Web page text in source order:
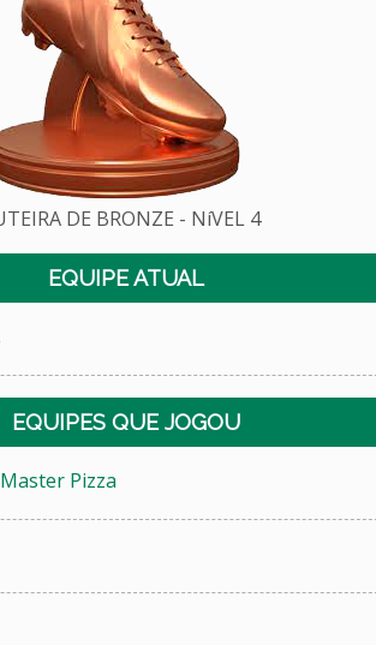
DE BRONZE - NíVEL 4
EQUIPE ATUAL
EQUIPES QUE JOGOU
Pizza